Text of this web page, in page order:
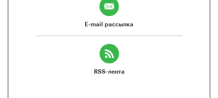
E-mail рассылка
RSS-лента